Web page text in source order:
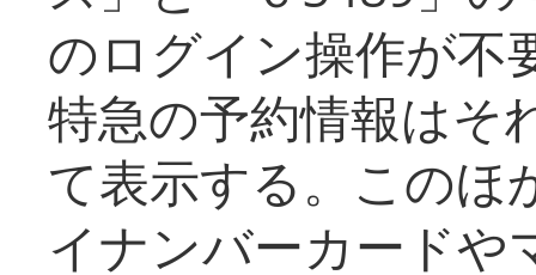
のログイン操作が不
特急の予約情報はそ
て表示する。このほ
イナンバーカードや